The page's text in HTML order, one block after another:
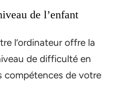
de l’enfant
l’ordinateur offre la
de difficulté en
compétences de votre